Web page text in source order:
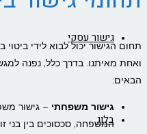
גישור עסקי
בלוג
תחום הגישור יכול לבוא לידי
ואחת מאיתנו. בדרך כלל, נפנה
הבאים:
גישור משפחתי – גישור
המשפחה, סכסוכים בין בני